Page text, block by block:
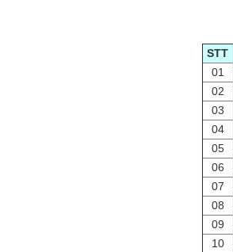
STT
01
02
03
04
05
06
07
08
09
10